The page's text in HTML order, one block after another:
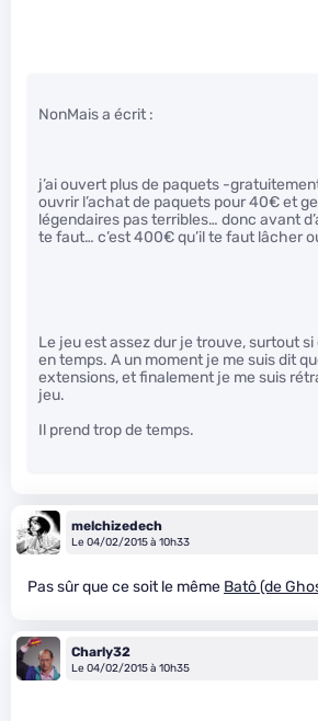
NonMais a écrit :
j’ai ouvert plus de paquets -
ouvrir l’achat de paquets pour 40€ et
légendaires pas terribles… donc avant
te faut… c’est 400€ qu’il te faut lâcher
Le jeu est assez dur je trouve, surtout
en temps. A un moment je me suis dit
extensions, et finalement je me suis
jeu.
Il prend trop de temps.
melchizedech
Le 04/02/2015 à 10h33
Pas sûr que ce soit le même Batô (de
Charly32
Le 04/02/2015 à 10h35